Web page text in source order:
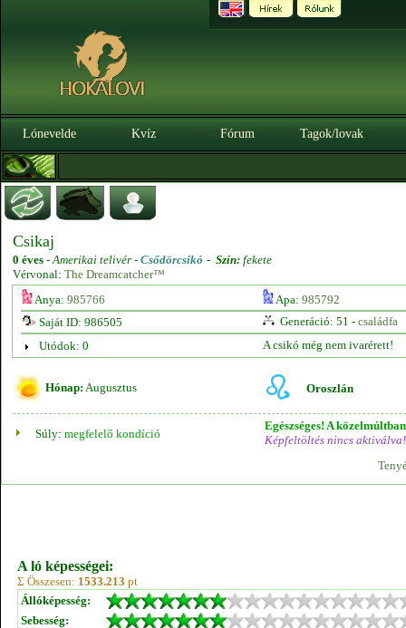
Lónevelde Kvíz Fórum Tagok/lovak
Csikaj
0 éves -Amerikai telivér - Csődörcsikó - Szín: fekete
Vérvonal: The Dreamcatcher™
Anya: 985766 Apa: 985792
Saját ID: 986505
Generáció: 51 - családfa
Utódok: 0
A csikó még nem ivarérett!
Hónap: Augusztus Oroszlán
Súly: megfelelő kondíció
Egészséges! A
Képfeltöltés nincs aktiválva!
A ló képességei:
Σ Összesen: 1533.213 pt
Állóképesség:
Sebesség: